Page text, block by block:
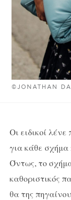
©JONATHAN
Οι ειδικοί
για κάθε σχήμα
Όντως, το
καθοριστικός
θα της